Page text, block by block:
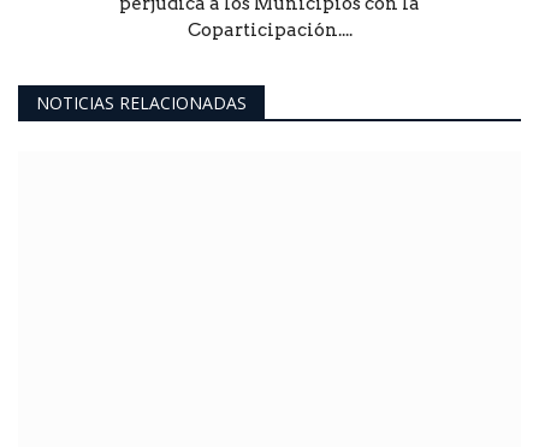
Coparticipación....
NOTICIAS RELACIONADAS